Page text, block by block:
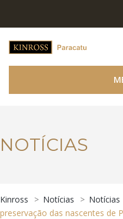
NOTÍCIAS
Kinross > Notícias > Notícias
preservação das nascentes de